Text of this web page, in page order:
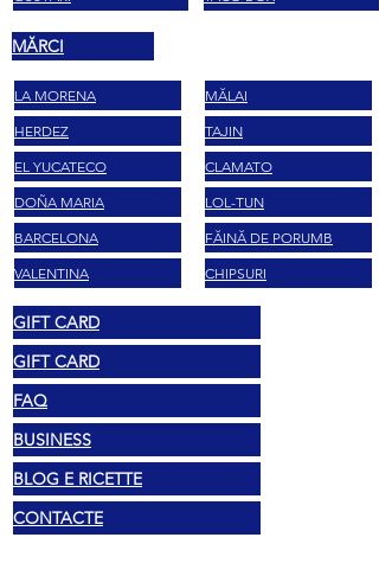
MĂRCI
LA MORENA
HERDEZ
EL YUCATECO
DOÑA MARIA
BARCELONA
VALENTINA
MĂLAI
TAJIN
CLAMATO
LOL-TUN
FĂINĂ DE PORUMB
CHIPSURI
GIFT CARD
GIFT CARD
FAQ
BUSINESS
BLOG E RICETTE
CONTACTE